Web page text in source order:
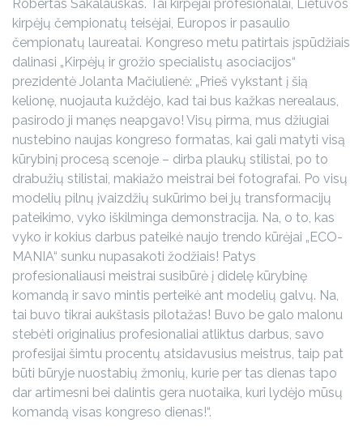
Robertas Sakalauskas. Tai kirpėjai profesionalai, Lietuvos
kirpėjų čempionatų teisėjai, Europos ir pasaulio
čempionatų laureatai. Kongreso metu patirtais įspūdžiais
dalinasi „Kirpėjų ir grožio specialistų asociacijos“
prezidentė Jolanta Mačiulienė: „Prieš vykstant į šią
kelionę, nuojauta kuždėjo, kad tai bus kažkas nerealaus,
pasirodo ji manęs neapgavo! Visų pirma, mus džiugiai
nustebino naujas kongreso formatas, kai gali matyti visą
kūrybinį procesą scenoje – dirba plaukų stilistai, po to
drabužių stilistai, makiažo meistrai bei fotografai. Po visų
modelių pilnų įvaizdžių sukūrimo bei jų transformacijų
pateikimo, vyko iškilminga demonstracija. Na, o to, kas
vyko ir kokius darbus pateikė naujo trendo kūrėjai „ECO-
MANIA“ sunku nupasakoti žodžiais! Patys
profesionaliausi meistrai susibūrė į didelę kūrybinę
komandą ir savo mintis perteikė ant modelių galvų. Na,
tai buvo tikrai aukštasis pilotažas! Buvo be galo malonu
stebėti originalius profesionaliai atliktus darbus, savo
profesijai šimtu procentų atsidavusius meistrus, taip pat
būti būryje nuostabių žmonių, kurie per tas dienas tapo
dar artimesni bei dalintis gera nuotaika, kuri lydėjo mūsų
komandą visas kongreso dienas!“.